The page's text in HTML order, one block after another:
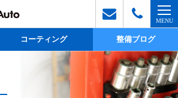
コーティング 整備ブログ